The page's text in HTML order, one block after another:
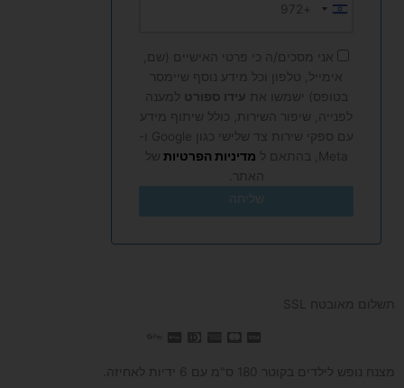
Israel
+972
אני מסכים/ה כי פרטי האישיים (שם,
אימייל, טלפון וכל מידע נוסף שיימסר
בטופס) ישמשו את עידו ספורט למענה
לפנייה, שיפור השירות, כולל שיתוף מידע
Meta, בהתאם ל
מדיניות הפרטיות של
האתר.
שליחה
תשלום מאובטח SSL
מצנח נופש לילדים בקוטר 180 ס"מ עם 6 ידיות לאחיזה.